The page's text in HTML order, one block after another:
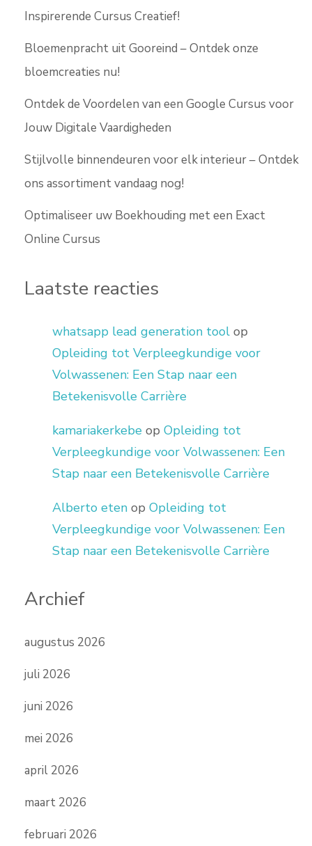
Inspirerende Cursus Creatief!
Bloemenpracht uit Gooreind – Ontdek onze
bloemcreaties nu!
Ontdek de Voordelen van een Google Cursus voor
Jouw Digitale Vaardigheden
Stijlvolle binnendeuren voor elk interieur – Ontdek
ons assortiment vandaag nog!
Optimaliseer uw Boekhouding met een Exact
Online Cursus
Laatste reacties
whatsapp lead generation tool op
Opleiding tot Verpleegkundige voor
Volwassenen: Een Stap naar een
Betekenisvolle Carrière
kamariakerkebe op Opleiding tot
Verpleegkundige voor Volwassenen: Een
Stap naar een Betekenisvolle Carrière
Alberto eten op Opleiding tot
Verpleegkundige voor Volwassenen: Een
Stap naar een Betekenisvolle Carrière
Archief
augustus 2026
juli 2026
juni 2026
mei 2026
april 2026
maart 2026
februari 2026